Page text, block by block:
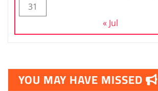
31
« Jul
YOU MAY HAVE MISSED